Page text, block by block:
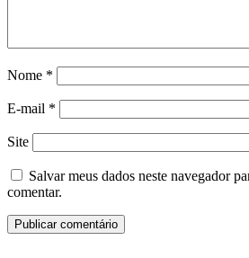
Nome *
E-mail *
Site
Salvar meus dados neste navegador
comentar.